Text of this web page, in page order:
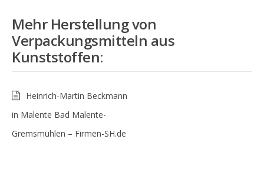
Mehr Herstellung von
Verpackungsmitteln aus
Kunststoffen:
Heinrich-Martin Beckmann
in Malente Bad Malente-
Gremsmühlen – Firmen-SH.de